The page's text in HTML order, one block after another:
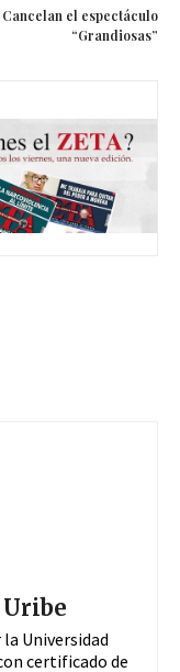
Cancelan el espectáculo
“Grandiosas”
Universidad
certificado de